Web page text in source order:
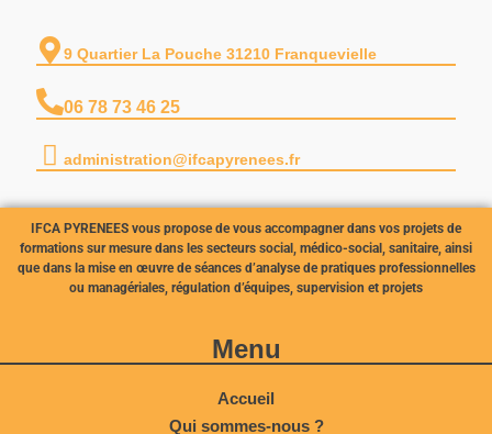
9 Quartier La Pouche 31210 Franquevielle
06 78 73 46 25
administration@ifcapyrenees.fr
IFCA PYRENEES vous propose de vous accompagner dans vos projets de
formations sur mesure dans les secteurs social, médico-social, sanitaire, ainsi
que dans la mise en œuvre de séances d’analyse de pratiques professionnelles
ou managériales, régulation d’équipes, supervision et projets
Menu
Accueil
Qui sommes-nous ?